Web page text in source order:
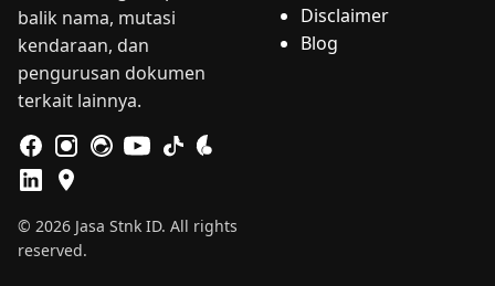
balik nama, mutasi
kendaraan, dan
pengurusan dokumen
terkait lainnya.
© 2026 Jasa Stnk ID. All rights
reserved.
Disclaimer
Blog